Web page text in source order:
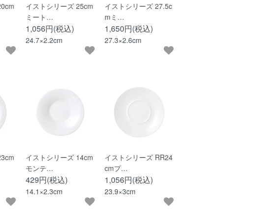
イストシリーズ 25cm
ミート…
1,056円(税込)
24.7×2.2cm
イストシリーズ 27.5c
mミ…
1,650円(税込)
27.3×2.6cm
イストシリーズ 14cm
モンテ…
429円(税込)
14.1×2.3cm
イストシリーズ RR24
cmプ…
1,056円(税込)
23.9×3cm